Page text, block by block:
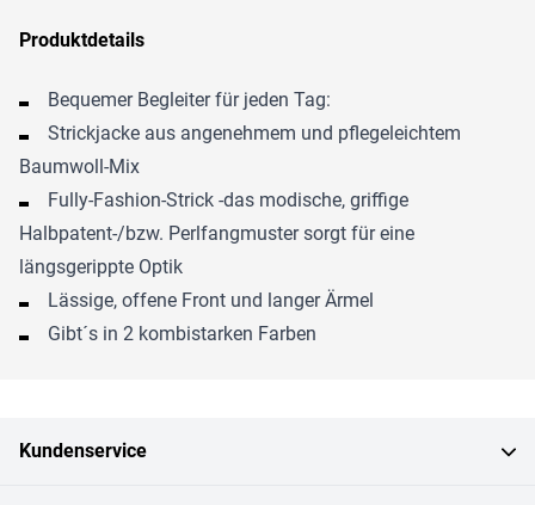
Produktdetails
Bequemer Begleiter für jeden Tag:
Strickjacke aus angenehmem und pflegeleichtem
Baumwoll-Mix
Fully-Fashion-Strick -das modische, griffige
Halbpatent-/bzw. Perlfangmuster sorgt für eine
längsgerippte Optik
Lässige, offene Front und langer Ärmel
Gibt´s in 2 kombistarken Farben
Kundenservice